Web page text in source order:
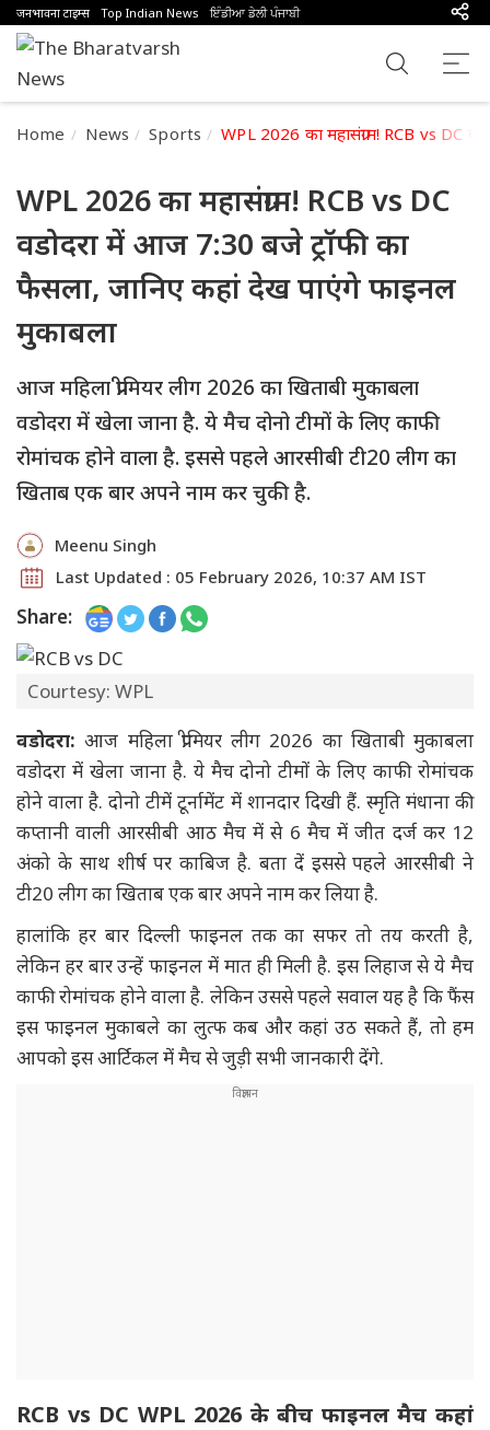
जनभावना टाइम्स Top Indian News ਇੰਡੀਆ ਡੇਲੀ ਪੰਜਾਬੀ
Home News Sports WPL 2026 का महासंग्राम! RCB vs DC
WPL 2026 का महासंग्राम! RCB vs DC
वडोदरा में आज 7:30 बजे ट्रॉफी का
फैसला, जानिए कहां देख पाएंगे फाइनल
मुकाबला
आज महिला प्रीमियर लीग 2026 का खिताबी मुकाबला
वडोदरा में खेला जाना है. ये मैच दोनो टीमों के लिए काफी
रोमांचक होने वाला है. इससे पहले आरसीबी टी20 लीग का
खिताब एक बार अपने नाम कर चुकी है.
Meenu Singh
Last Updated : 05 February 2026, 10:37 AM IST
Share:
Courtesy: WPL
वडोदरा:आज महिला प्रीमियर लीग 2026 का खिताबी मुकाबला
वडोदरा में खेला जाना है. ये मैच दोनो टीमों के लिए काफी रोमांचक
होने वाला है. दोनो टीमें टूर्नामेंट में शानदार दिखी हैं. स्मृति मंधाना की
कप्तानी वाली आरसीबी आठ मैच में से 6 मैच में जीत दर्ज कर 12
अंको के साथ शीर्ष पर काबिज है. बता दें इससे पहले आरसीबी ने
टी20 लीग का खिताब एक बार अपने नाम कर लिया है.
हालांकि हर बार दिल्ली फाइनल तक का सफर तो तय करती है,
लेकिन हर बार उन्हें फाइनल में मात ही मिली है. इस लिहाज से ये मैच
काफी रोमांचक होने वाला है. लेकिन उससे पहले सवाल यह है कि फैंस
इस फाइनल मुकाबले का लुत्फ कब और कहां उठ सकते हैं, तो हम
आपको इस आर्टिकल में मैच से जुड़ी सभी जानकारी देंगे.
RCB vs DC WPL 2026 के बीच फाइनल मैच कहां